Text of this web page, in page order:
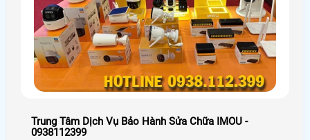
Trung Tâm Dịch Vụ Bảo Hành Sửa Chữa IMOU -
0938112399